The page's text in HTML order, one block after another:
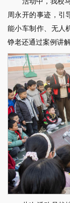
周永开的事迹，引
能小车制作、无人
铮老还通过案例讲